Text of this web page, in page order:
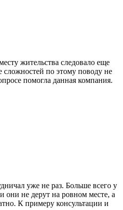
жительства следовало еще
по этому поводу не
помогла данная компания.
уже не раз. Больше всего у
они не дерут на ровном месте, а
К примеру консультации и